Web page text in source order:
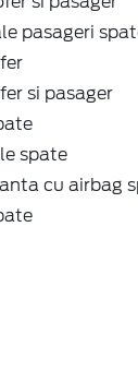
pasageri
si pasager
spate
cu airbag